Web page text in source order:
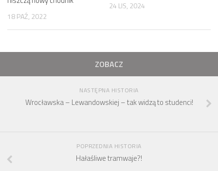
18 PAŹ, 2022
24 LIS, 2024
ZOBACZ
NASTĘPNA HISTORIA
Wrocławska – Lewandowskiej – tak widzą to studenci!
POPRZEDNIA HISTORIA
Hałaśliwe tramwaje?!